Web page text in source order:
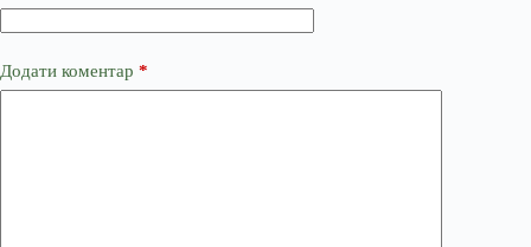
Додати коментар *